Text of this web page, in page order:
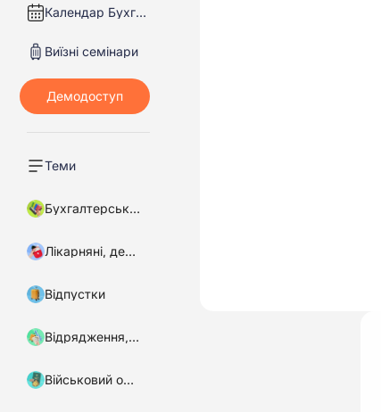
Календар Бухгалтера
Виїзні семінари
Теми
Бухгалтерський облік
Лікарняні, декретні
Відпустки
Відрядження, підзвітні кошти
Військовий облік, бронювання